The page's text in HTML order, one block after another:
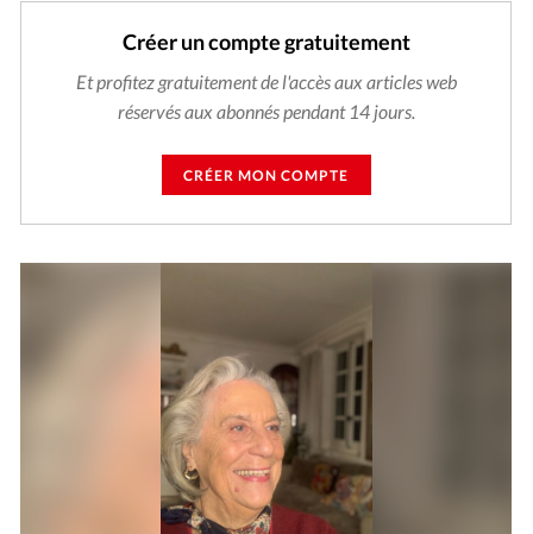
Créer un compte gratuitement
Et profitez gratuitement de l'accès aux articles web
réservés aux abonnés pendant 14 jours.
CRÉER MON COMPTE